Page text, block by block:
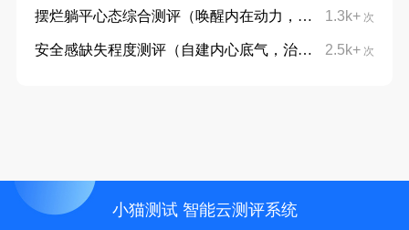
1.3k+ 次
摆烂躺平心态综合测评（唤醒内在动力，摆脱躺平摆烂心态）
2.5k+ 次
安全感缺失程度测评（自建内心底气，治愈不安与敏感）
小猫测试 智能云测评系统